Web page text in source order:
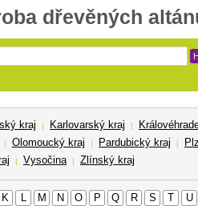
dřevěných
kraj | Karlovarský kraj |
|
Olomoucký kraj | Pardubický kraj |
| Vysočina | Zlínský kraj
K L M N O P Q R S T U